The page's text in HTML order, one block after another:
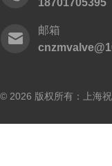
18701705395
邮箱
© 2026 版权所有：上海